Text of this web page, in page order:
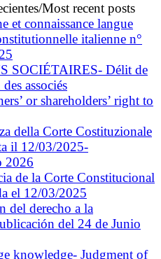
Most recent posts
et connaissance langue
italienne n°
SOCIÉTAIRES- Délit de
associés
or shareholders’ right to
della Corte Costituzionale
il 12/03/2025-
2026
de la Corte Constitucional
el 12/03/2025
del derecho a la
del 24 de Junio
knowledge- Judgment of